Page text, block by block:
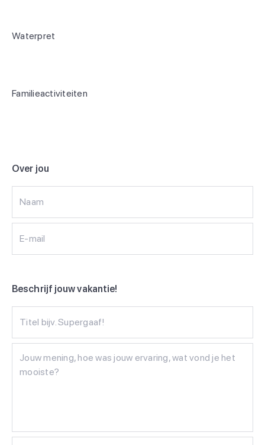
Waterpret
Familieactiviteiten
Over jou
Naam
E-mail
Beschrijf jouw vakantie!
Titel bijv. Supergaaf!